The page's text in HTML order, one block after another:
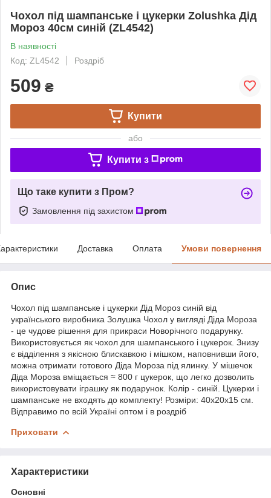
Чохол під шампанське і цукерки Zolushka Дід
Мороз 40см синій (ZL4542)
В наявності
Код: ZL4542
Роздріб
509 ₴
Купити
або
Купити з
Що таке купити з Пром?
Замовлення під захистом
Доставка Оплата Умови повернення
Опис
Чохол під шампанське і цукерки Дід Мороз синій від
українського виробника Золушка Чохол у вигляді Діда Мороза
- це чудове рішення для прикраси Новорічного подарунку.
Використовується як чохол для шампанського і цукерок. Знизу
є відділення з якісною блискавкою і мішком, наповнивши його,
можна отримати готового Діда Мороза під ялинку. У мішечок
Діда Мороза вміщається ≈ 800 г цукерок, що легко дозволить
використовувати іграшку як подарунок. Колір - синій. Цукерки і
шампанське не входять до комплекту! Розміри: 40х20х15 см.
Відправимо по всій Україні оптом і в роздріб
Приховати
Характеристики
Основні